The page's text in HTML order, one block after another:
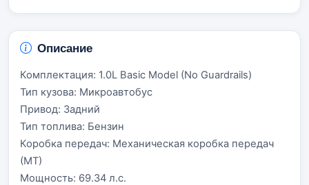
Описание
Комплектация: 1.0L Basic Model (No Guardrails)
Тип кузова: Микроавтобус
Привод: Задний
Тип топлива: Бензин
Коробка передач: Механическая коробка передач
(МТ)
Мощность: 69.34 л.с.